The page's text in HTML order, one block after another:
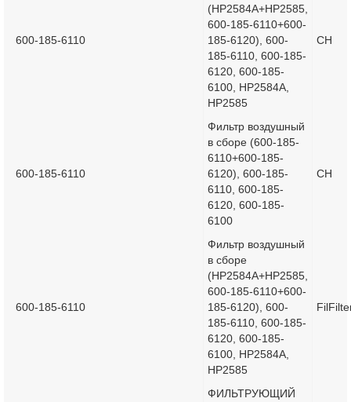
600-185-6110
(HP2584A+HP2585,
600-185-6110+600-
185-6120), 600-
185-6110, 600-185-
6120, 600-185-
6100, HP2584A,
HP2585
CH
600-185-6110
Фильтр воздушный
в сборе (600-185-
6110+600-185-
6120), 600-185-
6110, 600-185-
6120, 600-185-
6100
CH
600-185-6110
Фильтр воздушный
в сборе
(HP2584A+HP2585,
600-185-6110+600-
185-6120), 600-
185-6110, 600-185-
6120, 600-185-
6100, HP2584A,
HP2585
ФИЛЬТРУЮЩИЙ